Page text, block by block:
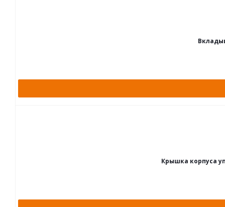
Крышка корпуса